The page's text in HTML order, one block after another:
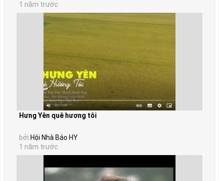
1 năm trước
Hưng Yên quê hương tôi
bởi Hội Nhà Báo HY
1 năm trước